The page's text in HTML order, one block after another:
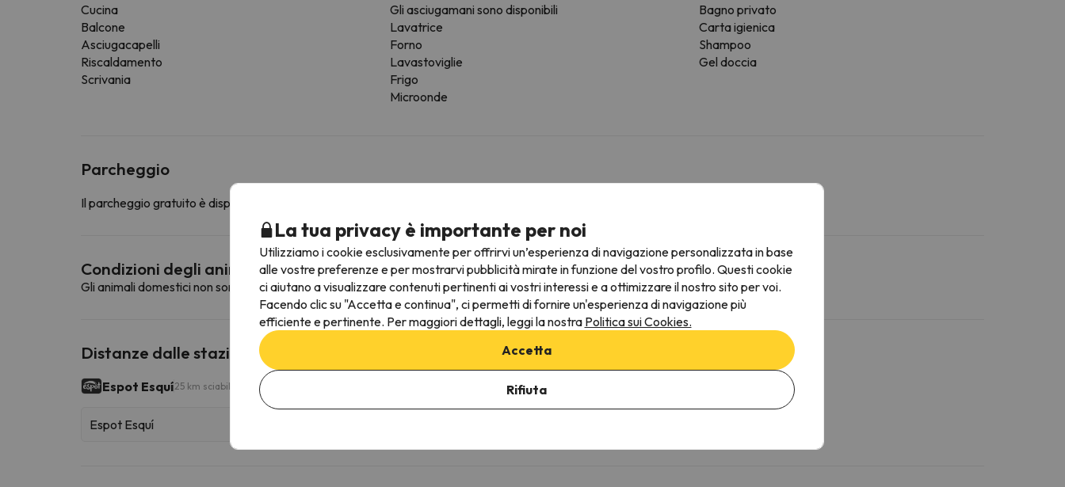
Cucina
Balcone
Asciugacapelli
Riscaldamento
Scrivania
Gli asciugamani sono disponibili
Lavatrice
Forno
Lavastoviglie
Frigo
Microonde
Bagno privato
Carta igienica
Shampoo
Gel doccia
Parcheggio
Il parcheggio gratuito è disponibile nelle immediate vicinanze dell'alloggio.
Condizioni degli animali domestici
Gli animali domestici non sono ammessi in questa struttura.
Distanze dalle stazioni sciistiche vicine
Espot Esquí25 km sciabili
Espot Esquí
La tua privacy è importante per noi
Utilizziamo i cookie esclusivamente per offrirvi un’esperienza di navigazione personalizzata in base
alle vostre preferenze e per mostrarvi pubblicità mirate in funzione del vostro profilo. Questi cookie
ci aiutano a visualizzare contenuti pertinenti ai vostri interessi e a ottimizzare il nostro sito per voi.
Facendo clic su "Accetta e continua", ci permetti di fornire un'esperienza di navigazione più
efficiente e pertinente. Per maggiori dettagli, leggi la nostra Politica sui Cookies.
Accetta
Rifiuta